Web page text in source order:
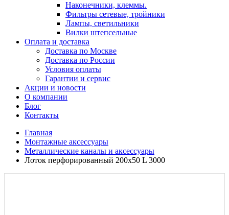
Наконечники, клеммы.
Фильтры сетевые, тройники
Лампы, светильники
Вилки штепсельные
Оплата и доставка
Доставка по Москве
Доставка по России
Условия оплаты
Гарантии и сервис
Акции и новости
О компании
Блог
Контакты
Главная
Монтажные аксессуары
Металлические каналы и аксессуары
Лоток перфорированный 200х50 L 3000